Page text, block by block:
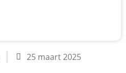
25 maart 2025